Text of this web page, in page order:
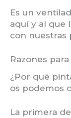
Es un
aquí y al que
con nuestras
Razones
¿Por qué
os podemos
La primera